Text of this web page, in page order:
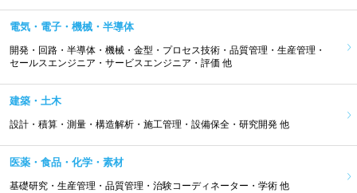
電気・電子・機械・半導体
開発・回路・半導体・機械・金型・プロセス技術・品質管理・生産管理・
セールスエンジニア・サービスエンジニア・評価 他
建築・土木
設計・積算・測量・構造解析・施工管理・設備保全・研究開発 他
医薬・食品・化学・素材
基礎研究・生産管理・品質管理・治験コーディネーター・学術 他